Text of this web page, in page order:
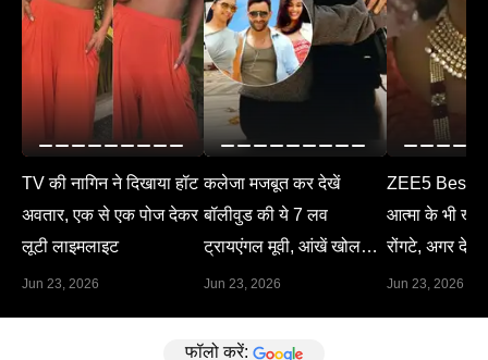
TV की नागिन ने दिखाया हॉट
अवतार, एक से एक पोज देकर
लूटी लाइमलाइट
Jun 23, 2026
कलेजा मजबूत कर देखें
बॉलीवुड की ये 7 लव
ट्रायएंगल मूवी, आंखें खोल
देगा हर सीन
Jun 23, 2026
ZEE5 Best
आत्मा के भी खड़े
रोंगटे, अगर देख
Jun 23, 2026
फॉलो करें: